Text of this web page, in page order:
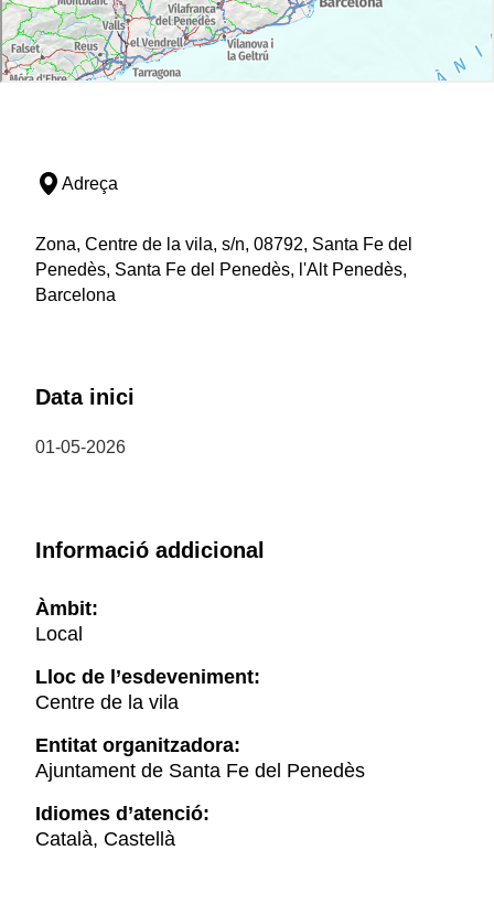
Adreça
Zona, Centre de la vila, s/n, 08792, Santa Fe del
Penedès, Santa Fe del Penedès, l'Alt Penedès,
Barcelona
Data inici
01-05-2026
Informació addicional
Àmbit:
Local
Lloc de l’esdeveniment:
Centre de la vila
Entitat organitzadora:
Ajuntament de Santa Fe del Penedès
Idiomes d’atenció:
Català, Castellà